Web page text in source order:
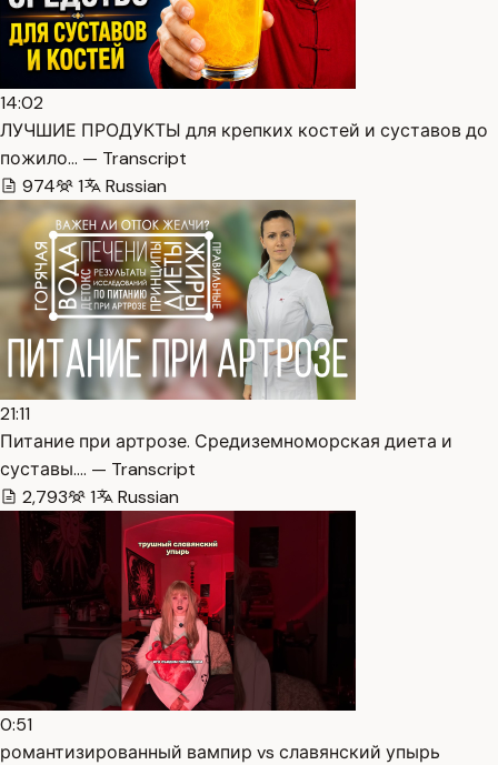
14:02
ЛУЧШИЕ ПРОДУКТЫ для крепких костей и суставов до
пожило… — Transcript
974
1 Russian
21:11
Питание при артрозе. Средиземноморская диета и
суставы.… — Transcript
2,793
1 Russian
0:51
романтизированный вампир vs славянский упырь